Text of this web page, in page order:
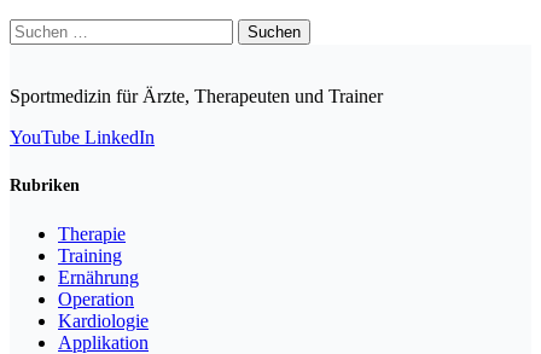
Suchen
nach:
Sportmedizin für Ärzte, Therapeuten und Trainer
YouTube LinkedIn
Rubriken
Therapie
Training
Ernährung
Operation
Kardiologie
Applikation